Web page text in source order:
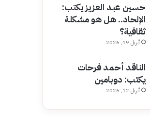
حسين عبد العزيز يكتب:
الإلحاد.. هل هو مشكلة
ثقافية؟
أبريل 19, 2026
الناقد أحمد فرحات
يكتب: دوبامين
أبريل 12, 2026